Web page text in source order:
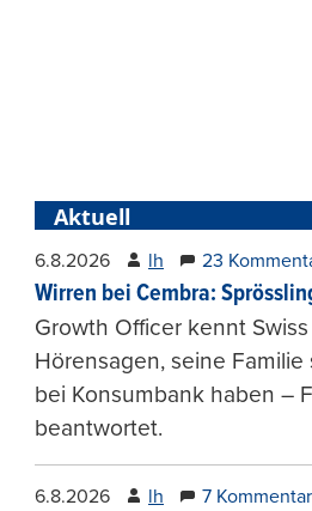
Aktuell
6.8.2026 lh 23
Wirren bei Cembra:
Growth Officer kennt
Hörensagen, seine Familie
bei Konsumbank haben –
beantwortet.
6.8.2026 lh 7